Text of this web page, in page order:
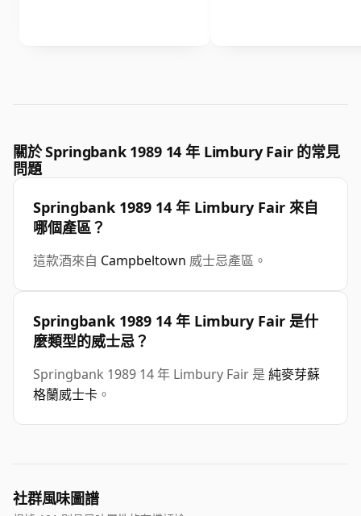
關於 Springbank 1989 14 年 Limbury Fair 的常見
問題
Springbank 1989 14 年 Limbury Fair 來自
哪個產區？
這款酒來自 Campbeltown 威士忌產區。
Springbank 1989 14 年 Limbury Fair 是什
麼類型的威士忌？
Springbank 1989 14 年 Limbury Fair 是 純麥芽蘇
格蘭威士卡 。
社群風味圖譜